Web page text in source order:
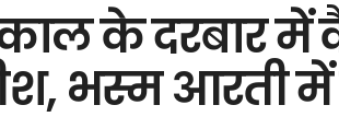
के दरबार
भस्म आरती